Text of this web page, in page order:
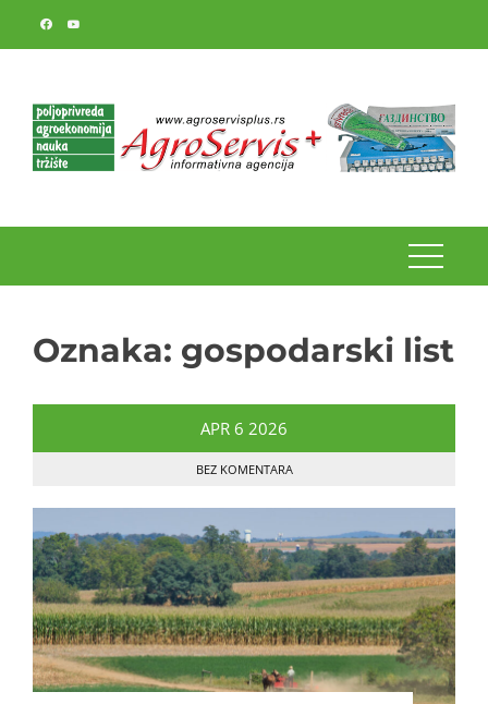
Oznaka: gospodarski list
APR 6 2026
BEZ KOMENTARA